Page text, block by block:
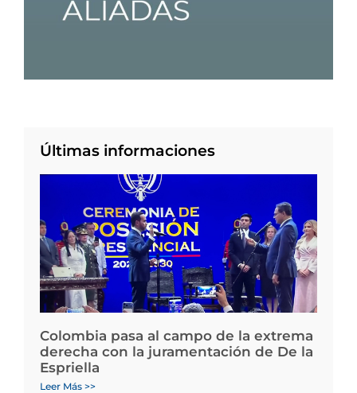
Últimas informaciones
Colombia pasa al campo de la extrema
derecha con la juramentación de De la
Espriella
Leer Más >>